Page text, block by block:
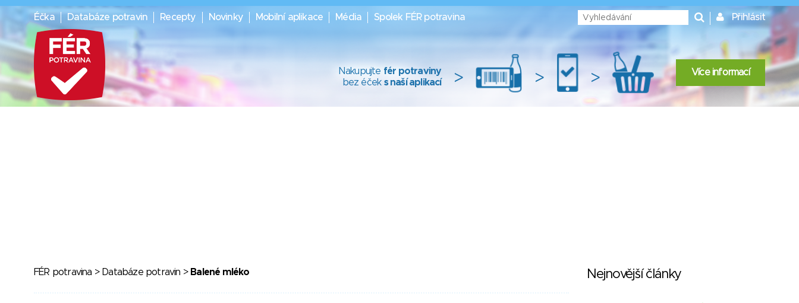
Éčka Databáze potravin Recepty Novinky Mobilní aplikace Média Spolek FÉR potravina Přihlásit
Nakupujte fér potraviny
bez éček s naší aplikací > > > Více informací
FÉR potravina > Databáze potravin > Balené mléko Nejnovější články